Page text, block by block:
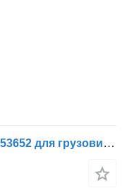
Топливный бак DAF 750 Liter 1653652 для грузовика DAF